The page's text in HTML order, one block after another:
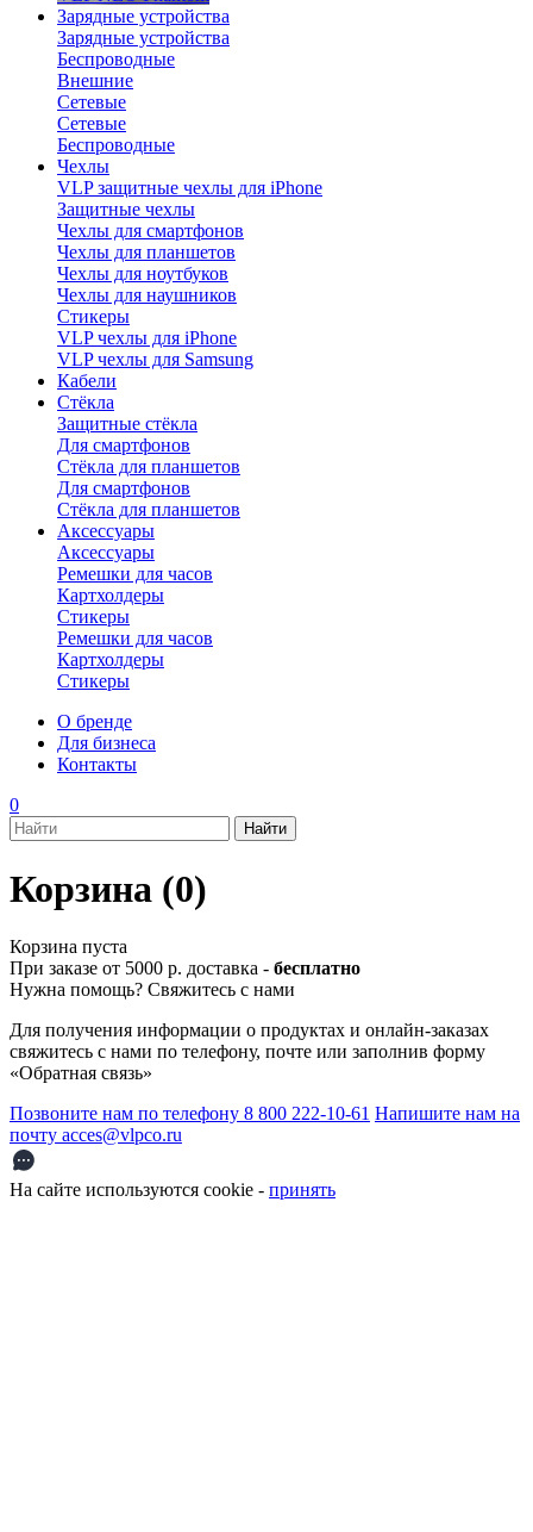
Зарядные устройства
Зарядные устройства
Беспроводные
Внешние
Сетевые
Сетевые
Беспроводные
Чехлы
VLP защитные чехлы для iPhone
Защитные чехлы
Чехлы для смартфонов
Чехлы для планшетов
Чехлы для ноутбуков
Чехлы для наушников
Стикеры
VLP чехлы для iPhone
VLP чехлы для Samsung
Кабели
Стёкла
Защитные стёкла
Для смартфонов
Стёкла для планшетов
Для смартфонов
Стёкла для планшетов
Аксессуары
Аксессуары
Ремешки для часов
Картхолдеры
Стикеры
Ремешки для часов
Картхолдеры
Стикеры
О бренде
Для бизнеса
Контакты
0
Корзина (0)
Корзина пуста
При заказе от 5000 р. доставка - бесплатно
Нужна помощь? Свяжитесь с нами
Для получения информации о продуктах и онлайн-заказах
свяжитесь с нами по телефону, почте или заполнив форму
«Обратная связь»
Позвоните нам по телефону 8 800 222-10-61 Напишите нам на
почту acces@vlpco.ru
На сайте используются cookie - принять